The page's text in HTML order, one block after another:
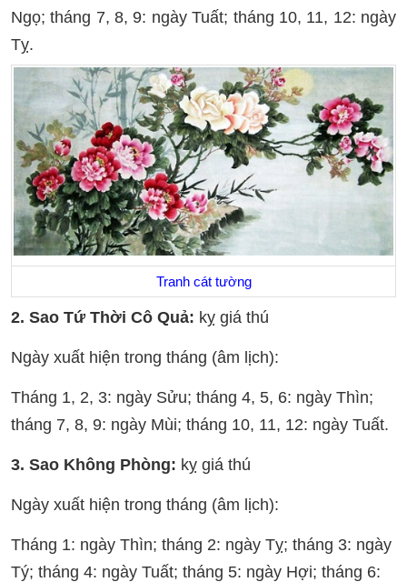
Ngọ; tháng 7, 8, 9: ngày Tuất; tháng 10, 11, 12: ngày
Tỵ.
Tranh cát tường
2. Sao Tứ Thời Cô Quả: kỵ giá thú
Ngày xuất hiện trong tháng (âm lịch):
Tháng 1, 2, 3: ngày Sửu; tháng 4, 5, 6: ngày Thìn;
tháng 7, 8, 9: ngày Mùi; tháng 10, 11, 12: ngày Tuất.
3. Sao Không Phòng: kỵ giá thú
Ngày xuất hiện trong tháng (âm lịch):
Tháng 1: ngày Thìn; tháng 2: ngày Tỵ; tháng 3: ngày
Tý; tháng 4: ngày Tuất; tháng 5: ngày Hợi; tháng 6: